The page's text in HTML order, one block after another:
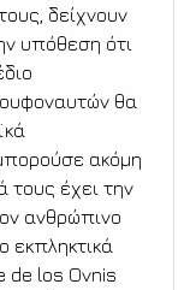
δείχνουν
υπόθεση ότι
θα
ακόμη
τους έχει την
ανθρώπινο
εκπληκτικά
de los Ovnis